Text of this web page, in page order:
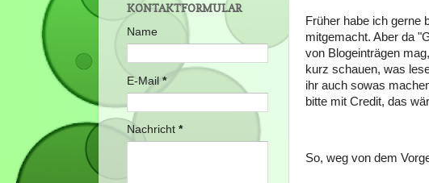
Früher habe ich gerne
mitgemacht. Aber da
von Blogeinträgen
kurz schauen, was
ihr auch sowas
bitte mit Credit, das
So, weg von dem
KONTAKTFORMULAR
Name
E-Mail *
Nachricht *